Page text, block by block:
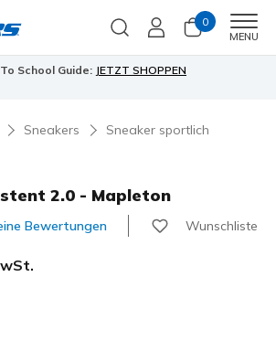
0
MENU
90 Tage kostenlose Rückgabe
Sneakers Sneaker sportlich
2.0 - Mapleton
Bewertungen Wunschliste